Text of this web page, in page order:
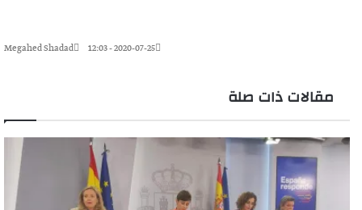
Megahed Shadad 2020-07-25 - 12:03
مقالات ذات صلة